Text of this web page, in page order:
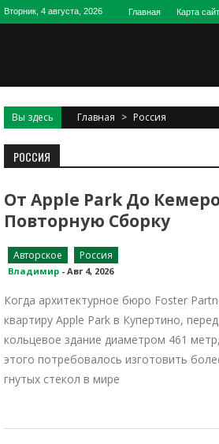
Вторник, 4 августа, 2026 Главная Карта
Вы здесь Главная > Россия
РОССИЯ
От Apple Park До
Повторную Сборку
Авторское Россия
Владимир - Авг 4, 2026
Когда архитектурное бюро Foster
квартиру Apple Park в Купертино,
кольцевое здание диаметром 461
этого потребовалось изготовить
гнутых стекол в мире